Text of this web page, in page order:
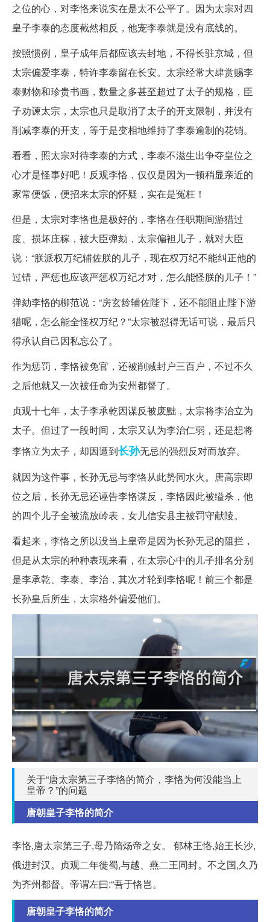
之位的心，对李恪来说实在是太不公平了。因为太宗对四
皇子李泰的态度截然相反，他宠李泰就是没有底线的。
按照惯例，皇子成年后都应该去封地，不得长驻京城，但
太宗偏爱李泰，特许李泰留在长安。太宗经常大肆赏赐李
泰财物和珍贵书画，数量之多甚至超过了太子的规格，臣
子劝谏太宗，太宗也只是取消了太子的开支限制，并没有
削减李泰的开支，等于是变相地维持了李泰逾制的花销。
看看，照太宗对待李泰的方式，李泰不滋生出争夺皇位之
心才是怪事好吧！反观李恪，仅仅是因为一顿稍显亲近的
家常便饭，便招来太宗的怀疑，实在是冤枉！
但是，太宗对李恪也是极好的，李恪在任职期间游猎过
度、损坏庄稼，被大臣弹劾，太宗偏袒儿子，就对大臣
说：“朕派权万纪辅佐朕的儿子，现在权万纪不能纠正他的
过错，严惩也应该严惩权万纪才对，怎么能怪朕的儿子！”
弹劾李恪的柳范说：“房玄龄辅佐陛下，还不能阻止陛下游
猎呢，怎么能全怪权万纪？”太宗被怼得无话可说，最后只
得承认自己因私忘公了。
作为惩罚，李恪被免官，还被削减封户三百户，不过不久
之后他就又一次被任命为安州都督了。
贞观十七年，太子李承乾因谋反被废黜，太宗将李治立为
太子。但过了一段时间，太宗又认为李治仁弱，还是想将
李恪立为太子，却因遭到长孙无忌的强烈反对而放弃。
就因为这件事，长孙无忌与李恪从此势同水火。唐高宗即
位之后，长孙无忌还诬告李恪谋反，李恪因此被缢杀，他
的四个儿子全被流放岭表，女儿信安县主被罚守献陵。
看起来，李恪之所以没当上皇帝是因为长孙无忌的阻拦，
但是从太宗的种种表现来看，在太宗心中的儿子排名分别
是李承乾、李泰、李治，其次才轮到李恪呢！前三个都是
长孙皇后所生，太宗格外偏爱他们。
关于“唐太宗第三子李恪的简介，李恪为何没能当上
皇帝？”的问题
唐朝皇子李恪的简介
李恪,唐太宗第三子,母乃隋炀帝之女。 郁林王恪,始王长沙,
俄进封汉。贞观二年徙蜀,与越、燕二王同封。不之国,久乃
为齐州都督。帝谓左曰:“吾于恪岂。
唐朝皇子李恪的简介